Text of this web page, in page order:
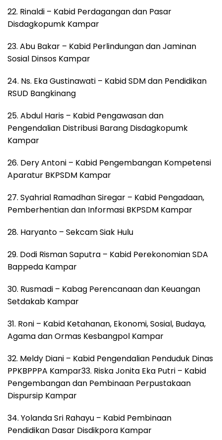
22. Rinaldi – Kabid Perdagangan dan Pasar
Disdagkopumk Kampar
23. Abu Bakar – Kabid Perlindungan dan Jaminan
Sosial Dinsos Kampar
24. Ns. Eka Gustinawati – Kabid SDM dan Pendidikan
RSUD Bangkinang
25. Abdul Haris – Kabid Pengawasan dan
Pengendalian Distribusi Barang Disdagkopumk
Kampar
26. Dery Antoni – Kabid Pengembangan Kompetensi
Aparatur BKPSDM Kampar
27. Syahrial Ramadhan Siregar – Kabid Pengadaan,
Pemberhentian dan Informasi BKPSDM Kampar
28. Haryanto – Sekcam Siak Hulu
29. Dodi Risman Saputra – Kabid Perekonomian SDA
Bappeda Kampar
30. Rusmadi – Kabag Perencanaan dan Keuangan
Setdakab Kampar
31. Roni – Kabid Ketahanan, Ekonomi, Sosial, Budaya,
Agama dan Ormas Kesbangpol Kampar
32. Meldy Diani – Kabid Pengendalian Penduduk Dinas
PPKBPPPA Kampar33. Riska Jonita Eka Putri – Kabid
Pengembangan dan Pembinaan Perpustakaan
Dispursip Kampar
34. Yolanda Sri Rahayu – Kabid Pembinaan
Pendidikan Dasar Disdikpora Kampar